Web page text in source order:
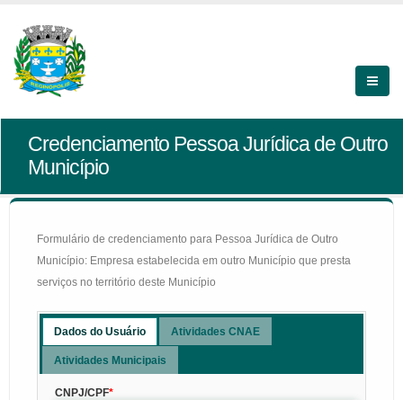
Credenciamento Pessoa Jurídica de Outro
Município
Formulário de credenciamento para Pessoa Jurídica de Outro
Município: Empresa estabelecida em outro Município que presta
serviços no território deste Município
Dados do Usuário Atividades CNAE
Atividades Municipais
CNPJ/CPF